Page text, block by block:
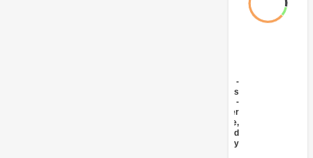
Agriculture,
Fishing and